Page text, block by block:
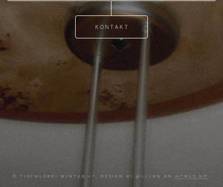
KONTAKT
© TISCHLEREI-WINTER.AT, DESIGN BY @AJLKN ON HTML5 UP.